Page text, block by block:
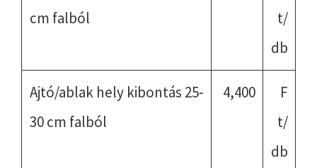
cm falból
t/
db
Ajtó/ablak hely kibontás 25-
30 cm falból
4,400
F
t/
db